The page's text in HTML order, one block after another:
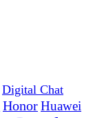
Digital Chat
HonorHuawei